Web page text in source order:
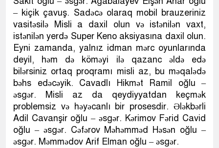
– kiçik çavuş. Sadəcə olaraq mobil brauzeriniz
vasitəsilə Misli a daxil olun və istənilən vaxt,
istənilən yerdə Super Keno aksiyasına daxil olun.
Eyni zamanda, yalnız idman mərc oyunlarında
deyil, həm də köməyi ilə qazanc əldə edə
bilərsiniz ortaq proqramı misli az, bu məqalədə
bəhs edəcəyik. Cavadlı Hikmət Ramil oğlu –
əsgər. Misli az da qeydiyyatdan keçmək
problemsiz və həyəcanlı bir prosesdir. Ələkbərli
Adil Cavanşir oğlu – əsgər. Kərimov Fərid Cavid
oğlu – əsgər. Cəfərov Məhəmməd Həsən oğlu –
əsgər. Məmmədov Arif Elman oğlu – əsgər.